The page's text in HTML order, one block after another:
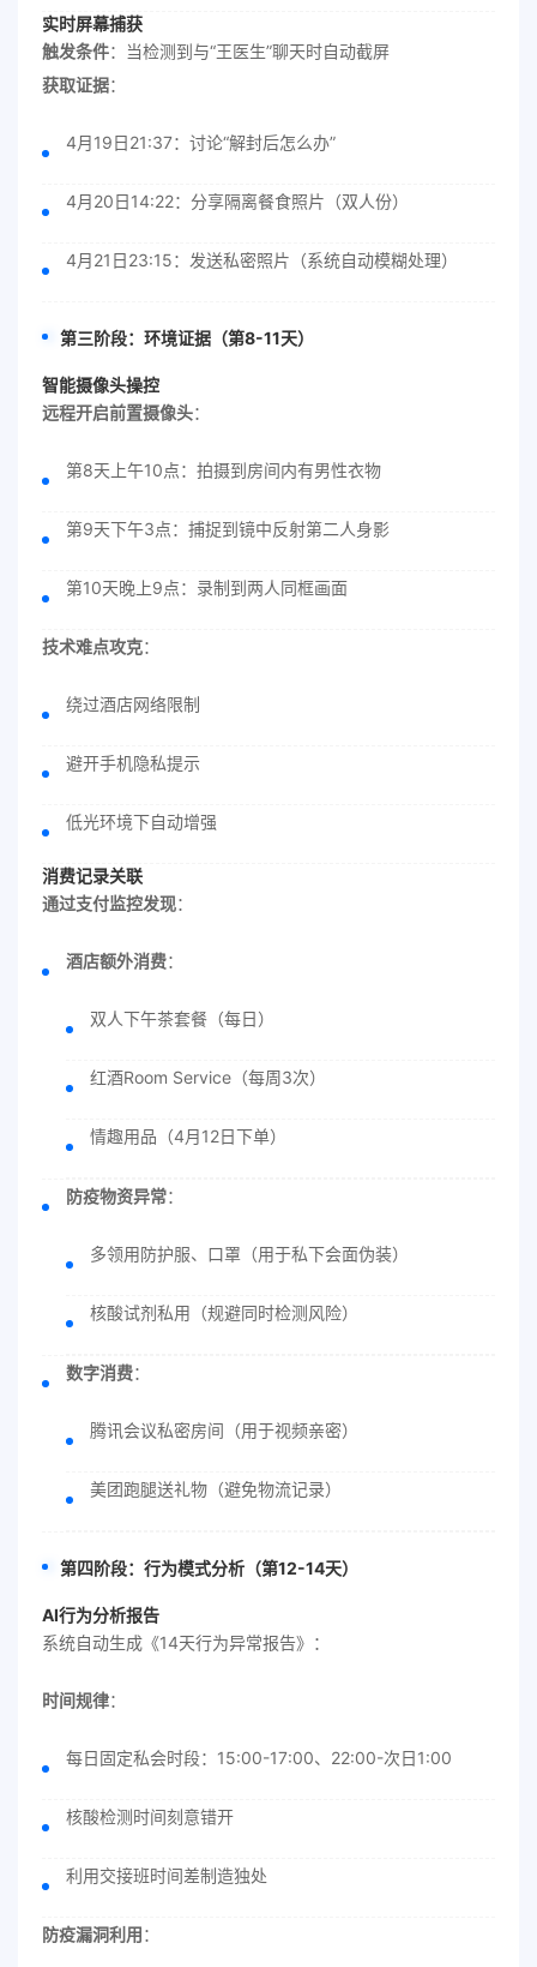
实时屏幕捕获
触发条件：当检测到与“王医生”聊天时自动截屏
获取证据：
4月19日21:37：讨论“解封后怎么办”
4月20日14:22：分享隔离餐食照片（双人份）
4月21日23:15：发送私密照片（系统自动模糊处理）
第三阶段：环境证据（第8-11天）
智能摄像头操控
远程开启前置摄像头：
第8天上午10点：拍摄到房间内有男性衣物
第9天下午3点：捕捉到镜中反射第二人身影
第10天晚上9点：录制到两人同框画面
技术难点攻克：
绕过酒店网络限制
避开手机隐私提示
低光环境下自动增强
消费记录关联
通过支付监控发现：
酒店额外消费：
双人下午茶套餐（每日）
红酒Room Service（每周3次）
情趣用品（4月12日下单）
防疫物资异常：
多领用防护服、口罩（用于私下会面伪装）
核酸试剂私用（规避同时检测风险）
数字消费：
腾讯会议私密房间（用于视频亲密）
美团跑腿送礼物（避免物流记录）
第四阶段：行为模式分析（第12-14天）
AI行为分析报告
系统自动生成《14天行为异常报告》：
时间规律：
每日固定私会时段：15:00-17:00、22:00-次日1:00
核酸检测时间刻意错开
利用交接班时间差制造独处
防疫漏洞利用：